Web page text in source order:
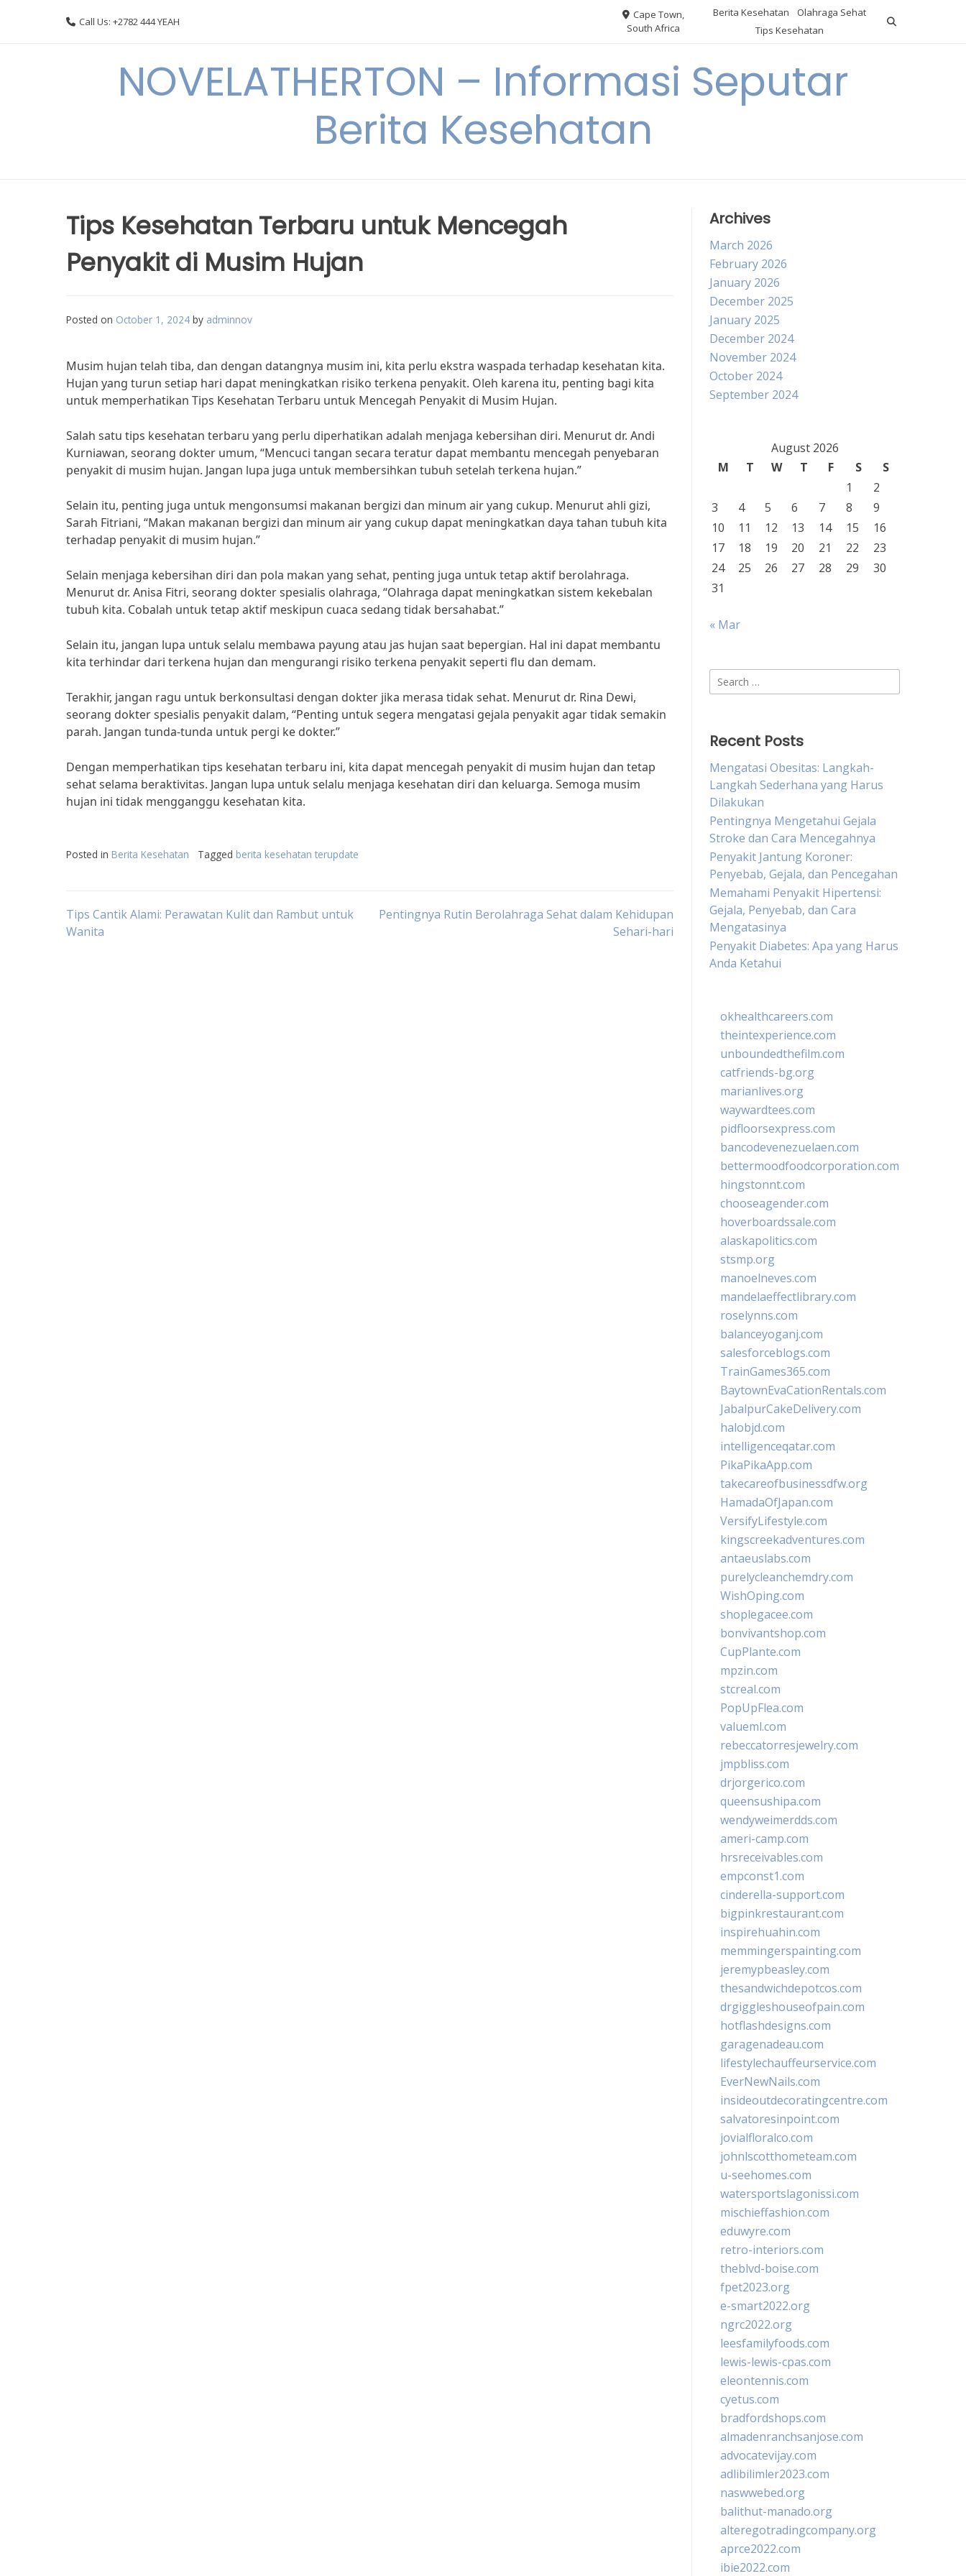
Call Us: +2782 444 YEAH
Cape Town,
South Africa
Berita Kesehatan
Olahraga Sehat
Tips Kesehatan
NOVELATHERTON – Informasi Seputar
Berita Kesehatan
Tips Kesehatan Terbaru untuk Mencegah
Penyakit di Musim Hujan
Posted on October 1, 2024 by adminnov
Musim hujan telah tiba, dan dengan datangnya musim ini, kita perlu ekstra waspada terhadap kesehatan kita.
Hujan yang turun setiap hari dapat meningkatkan risiko terkena penyakit. Oleh karena itu, penting bagi kita
untuk memperhatikan Tips Kesehatan Terbaru untuk Mencegah Penyakit di Musim Hujan.
Salah satu tips kesehatan terbaru yang perlu diperhatikan adalah menjaga kebersihan diri. Menurut dr. Andi
Kurniawan, seorang dokter umum, “Mencuci tangan secara teratur dapat membantu mencegah penyebaran
penyakit di musim hujan. Jangan lupa juga untuk membersihkan tubuh setelah terkena hujan.”
Selain itu, penting juga untuk mengonsumsi makanan bergizi dan minum air yang cukup. Menurut ahli gizi,
Sarah Fitriani, “Makan makanan bergizi dan minum air yang cukup dapat meningkatkan daya tahan tubuh kita
terhadap penyakit di musim hujan.”
Selain menjaga kebersihan diri dan pola makan yang sehat, penting juga untuk tetap aktif berolahraga.
Menurut dr. Anisa Fitri, seorang dokter spesialis olahraga, “Olahraga dapat meningkatkan sistem kekebalan
tubuh kita. Cobalah untuk tetap aktif meskipun cuaca sedang tidak bersahabat.”
Selain itu, jangan lupa untuk selalu membawa payung atau jas hujan saat bepergian. Hal ini dapat membantu
kita terhindar dari terkena hujan dan mengurangi risiko terkena penyakit seperti flu dan demam.
Terakhir, jangan ragu untuk berkonsultasi dengan dokter jika merasa tidak sehat. Menurut dr. Rina Dewi,
seorang dokter spesialis penyakit dalam, “Penting untuk segera mengatasi gejala penyakit agar tidak semakin
parah. Jangan tunda-tunda untuk pergi ke dokter.”
Dengan memperhatikan tips kesehatan terbaru ini, kita dapat mencegah penyakit di musim hujan dan tetap
sehat selama beraktivitas. Jangan lupa untuk selalu menjaga kesehatan diri dan keluarga. Semoga musim
hujan ini tidak mengganggu kesehatan kita.
Posted in Berita Kesehatan Tagged berita kesehatan terupdate
Post
Tips Cantik Alami: Perawatan Kulit dan Rambut untuk
Wanita
Pentingnya Rutin Berolahraga Sehat dalam Kehidupan
Sehari-hari
Archives
March 2026
February 2026
January 2026
December 2025
January 2025
December 2024
November 2024
October 2024
September 2024
August 2026
M
T W T F S
S
1
2
3
4 5 6 7 8
9
10
11 12 13 14 15
16
17
18 19 20 21 22
23
24
25 26 27 28 29
30
31
« Mar
Search
for:
Recent Posts
Mengatasi Obesitas: Langkah-
Langkah Sederhana yang Harus
Dilakukan
Pentingnya Mengetahui Gejala
Stroke dan Cara Mencegahnya
Penyakit Jantung Koroner:
Penyebab, Gejala, dan Pencegahan
Memahami Penyakit Hipertensi:
Gejala, Penyebab, dan Cara
Mengatasinya
Penyakit Diabetes: Apa yang Harus
Anda Ketahui
okhealthcareers.com
theintexperience.com
unboundedthefilm.com
catfriends-bg.org
marianlives.org
waywardtees.com
pidfloorsexpress.com
bancodevenezuelaen.com
bettermoodfoodcorporation.com
hingstonnt.com
chooseagender.com
hoverboardssale.com
alaskapolitics.com
stsmp.org
manoelneves.com
mandelaeffectlibrary.com
roselynns.com
balanceyoganj.com
salesforceblogs.com
TrainGames365.com
BaytownEvaCationRentals.com
JabalpurCakeDelivery.com
halobjd.com
intelligenceqatar.com
PikaPikaApp.com
takecareofbusinessdfw.org
HamadaOfJapan.com
VersifyLifestyle.com
kingscreekadventures.com
antaeuslabs.com
purelycleanchemdry.com
WishOping.com
shoplegacee.com
bonvivantshop.com
CupPlante.com
mpzin.com
stcreal.com
PopUpFlea.com
valueml.com
rebeccatorresjewelry.com
jmpbliss.com
drjorgerico.com
queensushipa.com
wendyweimerdds.com
ameri-camp.com
hrsreceivables.com
empconst1.com
cinderella-support.com
bigpinkrestaurant.com
inspirehuahin.com
memmingerspainting.com
jeremypbeasley.com
thesandwichdepotcos.com
drgiggleshouseofpain.com
hotflashdesigns.com
garagenadeau.com
lifestylechauffeurservice.com
EverNewNails.com
insideoutdecoratingcentre.com
salvatoresinpoint.com
jovialfloralco.com
johnlscotthometeam.com
u-seehomes.com
watersportslagonissi.com
mischieffashion.com
eduwyre.com
retro-interiors.com
theblvd-boise.com
fpet2023.org
e-smart2022.org
ngrc2022.org
leesfamilyfoods.com
lewis-lewis-cpas.com
eleontennis.com
cyetus.com
bradfordshops.com
almadenranchsanjose.com
advocatevijay.com
adlibilimler2023.com
naswwebed.org
balithut-manado.org
alteregotradingcompany.org
aprce2022.com
ibie2022.com